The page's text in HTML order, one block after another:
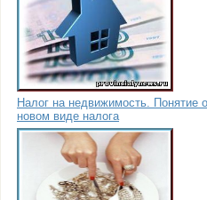
Налог на недвижимость. Понятие о
новом виде налога